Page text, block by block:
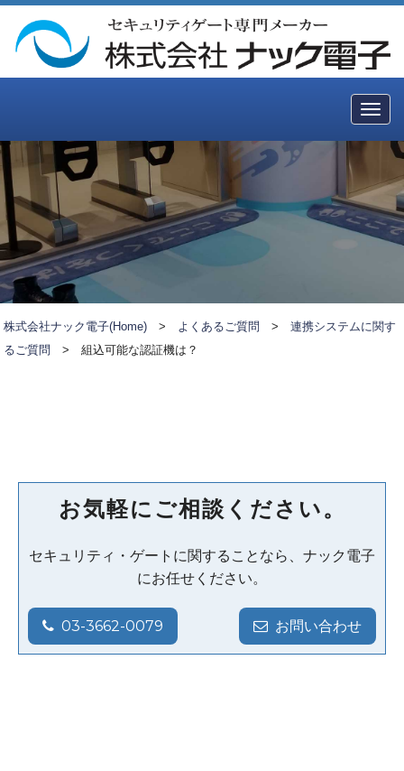
株式会社ナック電子(Home) > よくあるご質問 >連携システムに関す
るご質問 >組込可能な認証機は？
お気軽にご相談ください。
セキュリティ・ゲートに関することなら、ナック電子
にお任せください。
03-3662-0079 お問い合わせ